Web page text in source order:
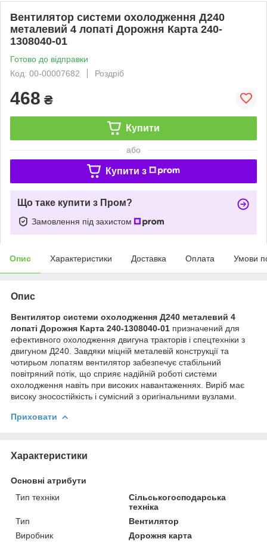
Вентилятор системи охолодження Д240
металевий 4 лопаті Дорожня Карта 240-
1308040-01
Готово до відправки
Код: 00-00007682
Роздріб
468 ₴
Купити
або
Купити з
Що таке купити з Пром?
Замовлення під захистом
Опис Характеристики Доставка Оплата Умови
Опис
Вентилятор системи охолодження Д240 металевий 4
лопаті Дорожня Карта 240-1308040-01 призначений для
ефективного охолодження двигуна тракторів і спецтехніки з
двигуном Д240. Завдяки міцній металевій конструкції та
чотирьом лопатям вентилятор забезпечує стабільний
повітряний потік, що сприяє надійній роботі системи
охолодження навіть при високих навантаженнях. Виріб має
високу зносостійкість і сумісний з оригінальними вузлами.
Приховати
Характеристики
Основні атрибути
Тип техніки
Сільськогосподарська
техніка
Тип
Вентилятор
Виробник
Дорожня карта